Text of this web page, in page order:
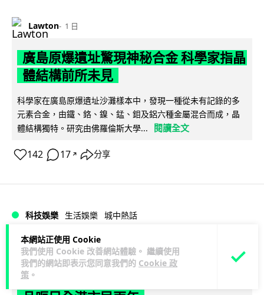
本網站正使用 Cookie
我們使用 Cookie 改善網站體驗。 繼續使用
我們的網站即表示您同意我們的 Cookie 政
策 。
Lawton 1 日
廣島原爆遺址驚現神秘合金 科學家指晶
體結構前所未見
科學家在廣島原爆遺址沙灘樣本中，發現一種從未有記錄的多
元素合金，由鐵、鉻、鎳、錳、鉬及鋁六種金屬混合而成，晶
體結構獨特。研究由佛羅倫斯大學...
閱讀全文
142 17 ↗ 分享
科技娛樂 生活娛樂 城中熱話
Lawton 1 日
港鐵紅磡站現「黐地銀包」 原來是藝術